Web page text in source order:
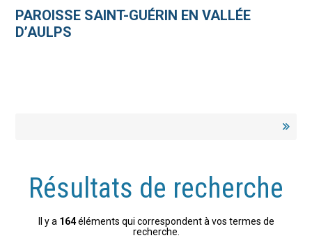
contenu.
personnelsPAROISSE SAINT-GUÉRIN EN VALLÉE
D’AULPS
Résultats de recherche
Il y a 164éléments qui correspondent à vos termes de
recherche.